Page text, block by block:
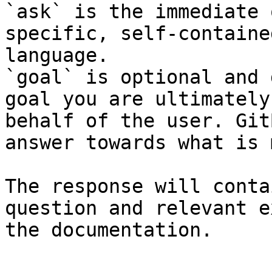
`ask` is the
specific, self-
language.
`goal` is optional and
goal you are
behalf of the user.
answer towards what
The response will
question and relevant
the documentation.